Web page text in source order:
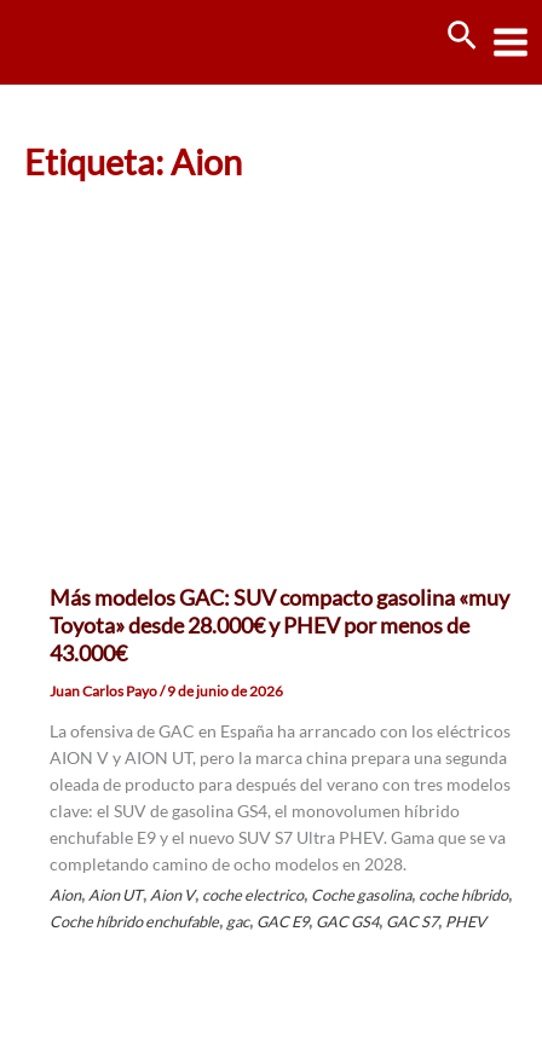
Etiqueta: Aion
Más modelos GAC: SUV compacto gasolina «muy
Toyota» desde 28.000€ y PHEV por menos de
43.000€
Juan Carlos Payo/9 de junio de 2026
La ofensiva de GAC en España ha arrancado con los eléctricos
AION V y AION UT, pero la marca china prepara una segunda
oleada de producto para después del verano con tres modelos
clave: el SUV de gasolina GS4, el monovolumen híbrido
enchufable E9 y el nuevo SUV S7 Ultra PHEV. Gama que se va
completando camino de ocho modelos en 2028.
Aion, Aion UT, Aion V, coche electrico, Coche gasolina, coche híbrido,
Coche híbrido enchufable, gac, GAC E9, GAC GS4, GAC S7, PHEV